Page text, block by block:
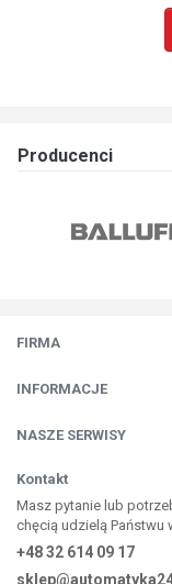
Producenci
FIRMA
INFORMACJE
NASZE SERWISY
Kontakt
Masz pytanie lub
chęcią udzielą
+48 32 614 09 17